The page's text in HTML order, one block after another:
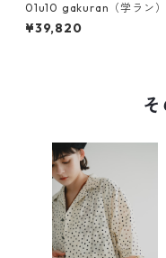
01u10 gakuran（学ラン）
¥39,820